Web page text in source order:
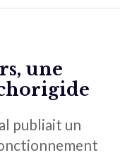
une
publiait un